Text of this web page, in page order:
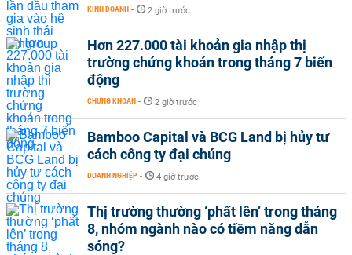
KINH DOANH - 2 giờ trước
Hơn 227.000 tài khoản gia nhập thị
trường chứng khoán trong tháng 7 biến
động
CHỨNG KHOÁN - 2 giờ trước
Bamboo Capital và BCG Land bị hủy tư
cách công ty đại chúng
DOANH NGHIỆP - 4 giờ trước
Thị trường thường ‘phất lên’ trong tháng
8, nhóm ngành nào có tiềm năng dẫn
sóng?